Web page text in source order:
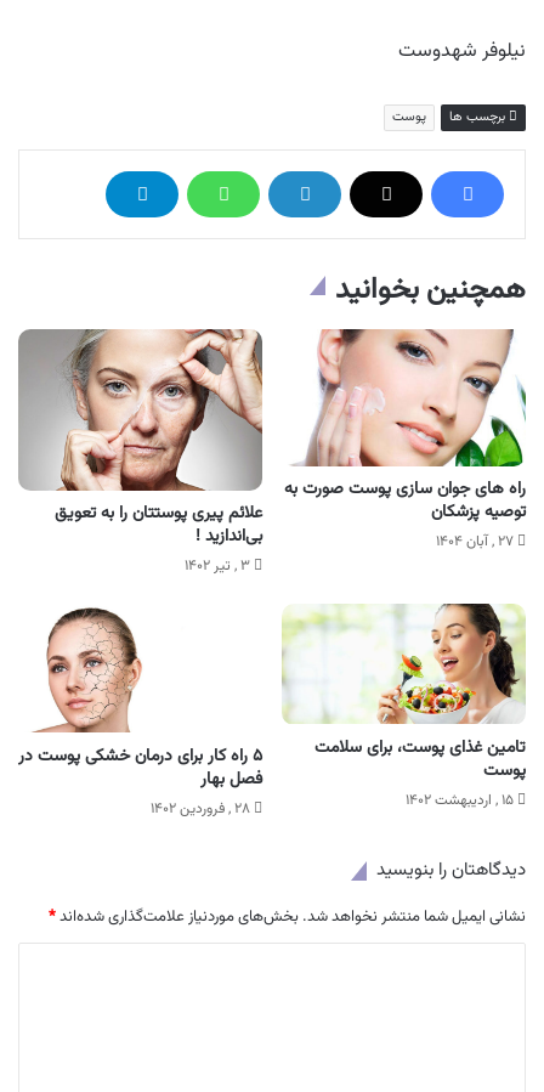
نیلوفر شهدوست
برچسب ها پوست
همچنین بخوانید
راه های جوان سازی پوست صورت به
توصیه پزشکان
۲۷ , آبان ۱۴۰۴
علائم پیری‌ پوستتان را به تعویق
بی‌اندازید !
۳ , تیر ۱۴۰۲
تامین غذای پوست، برای سلامت
پوست
۱۵ , اردیبهشت ۱۴۰۲
۵ راه کار برای درمان خشکی پوست در
فصل بهار
۲۸ , فروردین ۱۴۰۲
دیدگاهتان را بنویسید
نشانی ایمیل شما منتشر نخواهد شد. بخش‌های موردنیاز علامت‌گذاری شده‌اند*